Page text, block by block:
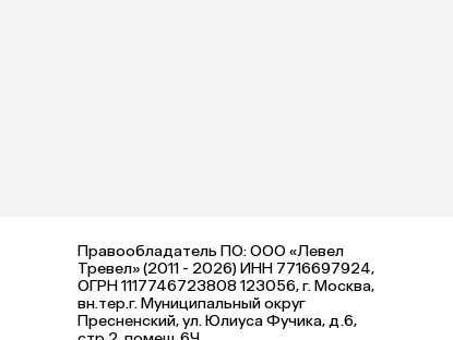
Правообладатель ПО: ООО «Левел
Тревел» (2011 - 2026) ИНН 7716697924,
ОГРН 1117746723808 123056, г. Москва,
вн.тер.г. Муниципальный округ
Пресненский, ул. Юлиуса Фучика, д.6,